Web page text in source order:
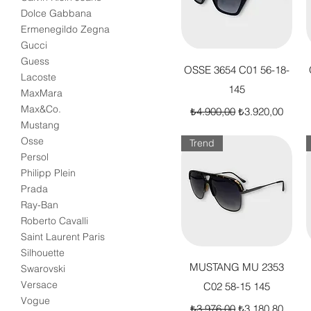
Dolce Gabbana
Ermenegildo Zegna
Gucci
Guess
Lacoste
MaxMara
Max&Co.
Mustang
Osse
Persol
Philipp Plein
Prada
Ray-Ban
Roberto Cavalli
Saint Laurent Paris
Silhouette
Swarovski
Versace
Vogue
Hızlı Bakış
OSSE 3654 C01 56-18-
145
Normal Fiyat
₺4.900,00 İndirimli Fiyat
₺3.920,00
Hızlı Bakış
Trend
MUSTANG MU 2353
C02 58-15 145
Normal Fiyatİndirimli Fiyat